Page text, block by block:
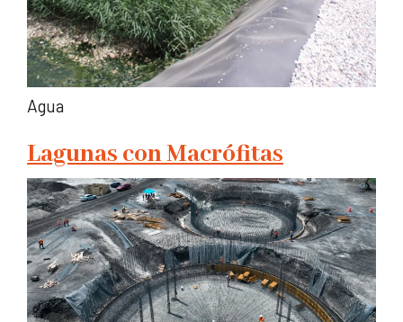
Agua
Lagunas con Macrófitas